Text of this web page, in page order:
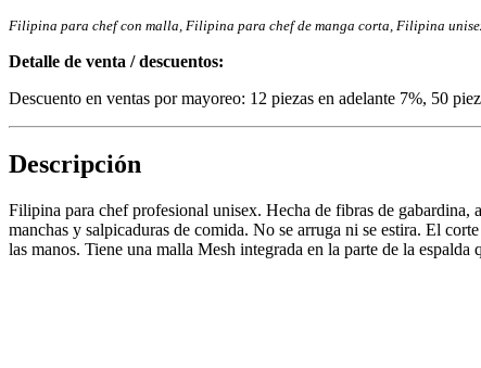
Filipina para chef con malla, Filipina para chef de manga corta, Filipina
Detalle de venta / descuentos:
Descuento en ventas por mayoreo: 12 piezas en adelante 7%, 50
Descripción
Filipina para chef profesional unisex. Hecha de fibras de
manchas y salpicaduras de comida. No se arruga ni se estira. El
las manos. Tiene una malla Mesh integrada en la parte de la